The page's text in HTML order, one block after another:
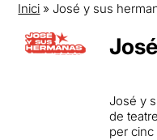
Inici » José y sus
José y
de
per